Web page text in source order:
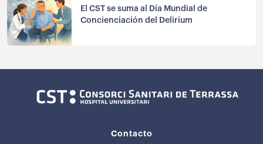
El CST se suma al Día Mundial de
Concienciación del Delirium
Contacto